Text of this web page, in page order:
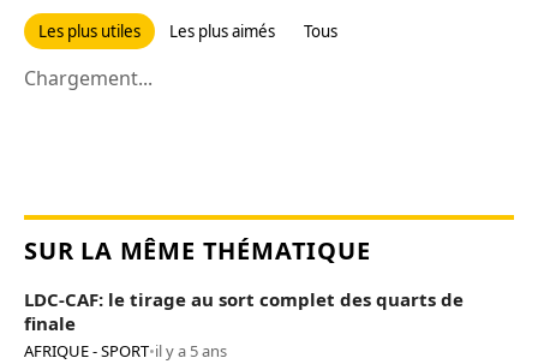
Les plus utiles Les plus aimés Tous
Chargement...
SUR LA MÊME THÉMATIQUE
LDC-CAF: le tirage au sort complet des quarts de
finale
AFRIQUE - SPORT•il y a 5 ans